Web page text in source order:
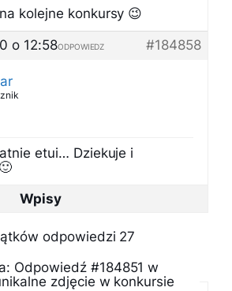
kolejne konkursy 😉
o 12:58
#184858
ODPOWIEDZ
etui… Dziekuje i
Wpisy
odpowiedzi 27
Odpowiedź #184851 w
zdjęcie w konkursie